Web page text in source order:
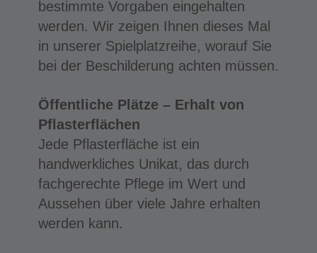
bestimmte Vorgaben eingehalten
werden. Wir zeigen Ihnen dieses Mal
in unserer Spielplatzreihe, worauf Sie
bei der Beschilderung achten müssen.
Öffentliche Plätze – Erhalt von
Pflasterflächen
Jede Pflasterfläche ist ein
handwerkliches Unikat, das durch
fachgerechte Pflege im Wert und
Aussehen über viele Jahre erhalten
werden kann.